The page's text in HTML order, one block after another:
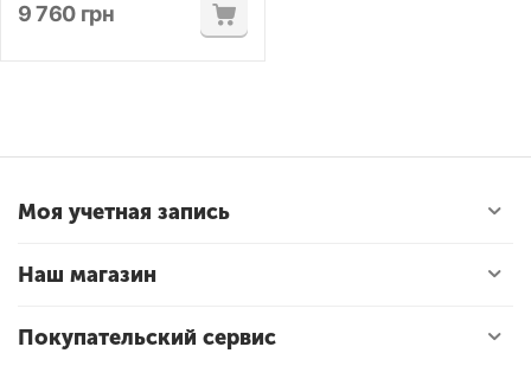
9 760 грн
Моя учетная запись
Наш магазин
Покупательский сервис